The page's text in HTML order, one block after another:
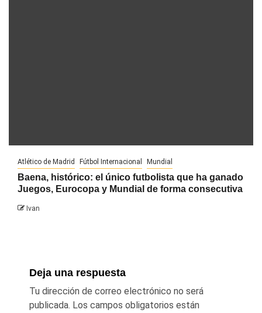
Atlético de Madrid Fútbol Internacional Mundial
Baena, histórico: el único futbolista que ha ganado
Juegos, Eurocopa y Mundial de forma consecutiva
Ivan
Deja una respuesta
Tu dirección de correo electrónico no será
publicada. Los campos obligatorios están